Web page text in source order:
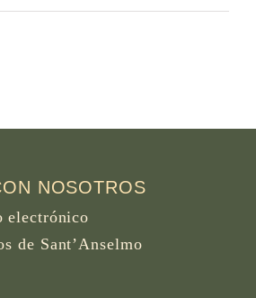
NOSOTROS
electrónico
de Sant’Anselmo